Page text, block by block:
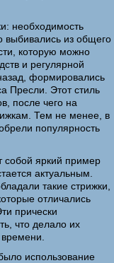
необходимость
выбивались из общего
которую можно
и регулярной
формировались
Пресли. Этот стиль
после чего на
Тем не менее, в
популярность
собой яркий пример
актуальным.
такие стрижки,
отличались
прически
что делало их
использование